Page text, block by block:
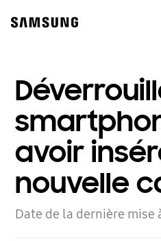
content
avoir
nouvelle
Date de la dernière mise